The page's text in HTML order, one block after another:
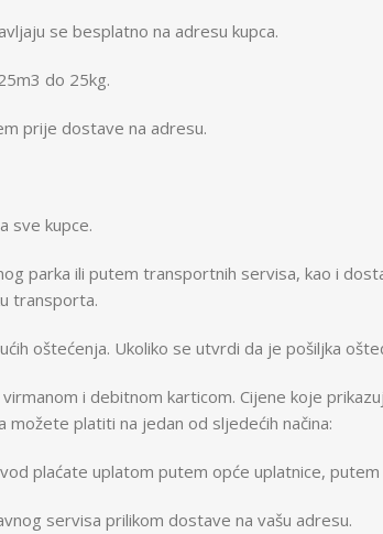
se besplatno na adresu kupca.
do 25kg.
prije dostave na adresu.
sve kupce.
parka ili putem transportnih servisa, kao i
transporta.
oštećenja. Ukoliko se utvrdi da je pošiljka
i debitnom karticom. Cijene koje
platiti na jedan od sljedećih načina:
plaćate uplatom putem opće uplatnice,
servisa prilikom dostave na vašu adresu.